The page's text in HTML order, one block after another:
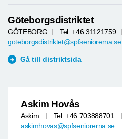
Göteborgsdistriktet
GÖTEBORG
Tel: +46 31121759
goteborgsdistriktet@spfseniorerna.se
Gå till distriktsida
Askim Hovås
Askim
Tel: +46 703888701
askimhovas@spfseniorerna.se